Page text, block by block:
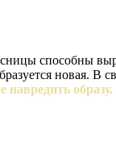
способны
новая.
навредить образу.